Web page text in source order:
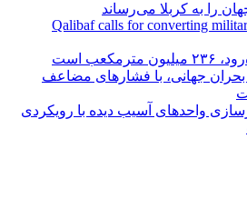
را به کربلا می‌رساند
Qalibaf calls for converting
است
بحران جهانی، با فشارهای مضاعف
واحدهای آسیب دیده با رویکردی